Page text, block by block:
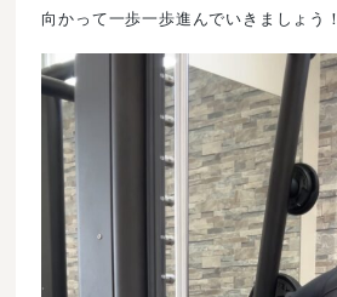
向かって一歩一歩進んでいきましょう！